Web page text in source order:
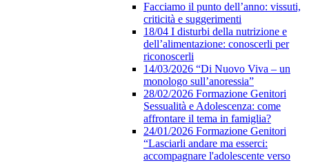
Facciamo il punto dell’anno: vissuti,
criticità e suggerimenti
18/04 I disturbi della nutrizione e
dell’alimentazione: conoscerli per
riconoscerli
14/03/2026 “Di Nuovo Viva – un
monologo sull’anoressia”
28/02/2026 Formazione Genitori
Sessualità e Adolescenza: come
affrontare il tema in famiglia?
24/01/2026 Formazione Genitori
“Lasciarli andare ma esserci:
accompagnare l'adolescente verso